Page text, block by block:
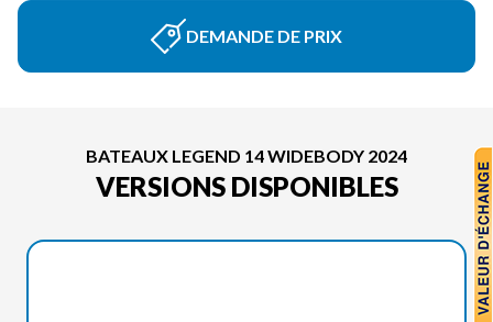
DEMANDE DE PRIX
BATEAUX LEGEND 14 WIDEBODY 2024
VERSIONS DISPONIBLES